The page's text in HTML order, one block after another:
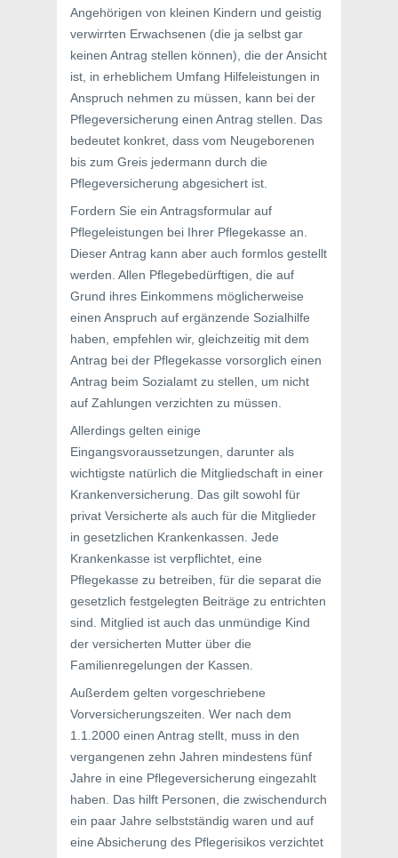
Angehörigen von kleinen Kindern und geistig
verwirrten Erwachsenen (die ja selbst gar
keinen Antrag stellen können), die der Ansicht
ist, in erheblichem Umfang Hilfeleistungen in
Anspruch nehmen zu müssen, kann bei der
Pflegeversicherung einen Antrag stellen. Das
bedeutet konkret, dass vom Neugeborenen
bis zum Greis jedermann durch die
Pflegeversicherung abgesichert ist.
Fordern Sie ein Antragsformular auf
Pflegeleistungen bei Ihrer Pflegekasse an.
Dieser Antrag kann aber auch formlos gestellt
werden. Allen Pflegebedürftigen, die auf
Grund ihres Einkommens möglicherweise
einen Anspruch auf ergänzende Sozialhilfe
haben, empfehlen wir, gleichzeitig mit dem
Antrag bei der Pflegekasse vorsorglich einen
Antrag beim Sozialamt zu stellen, um nicht
auf Zahlungen verzichten zu müssen.
Allerdings gelten einige
Eingangsvoraussetzungen, darunter als
wichtigste natürlich die Mitgliedschaft in einer
Krankenversicherung. Das gilt sowohl für
privat Versicherte als auch für die Mitglieder
in gesetzlichen Krankenkassen. Jede
Krankenkasse ist verpflichtet, eine
Pflegekasse zu betreiben, für die separat die
gesetzlich festgelegten Beiträge zu entrichten
sind. Mitglied ist auch das unmündige Kind
der versicherten Mutter über die
Familienregelungen der Kassen.
Außerdem gelten vorgeschriebene
Vorversicherungszeiten. Wer nach dem
1.1.2000 einen Antrag stellt, muss in den
vergangenen zehn Jahren mindestens fünf
Jahre in eine Pflegeversicherung eingezahlt
haben. Das hilft Personen, die zwischendurch
ein paar Jahre selbstständig waren und auf
eine Absicherung des Pflegerisikos verzichtet